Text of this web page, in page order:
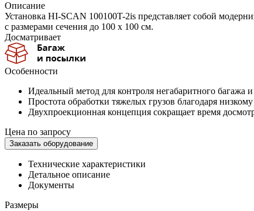
Описание
Установка HI-SCAN 100100T-2is представляет собой
с размерами сечения до 100 x 100 см.
Досматривает
Особенности
Идеальный метод для контроля негабаритного багажа и
Простота обработки тяжелых грузов благодаря
Двухпроекционная концепция сокращает время
Цена по запросу
Заказать оборудование
Технические характеристики
Детальное описание
Документы
Размеры